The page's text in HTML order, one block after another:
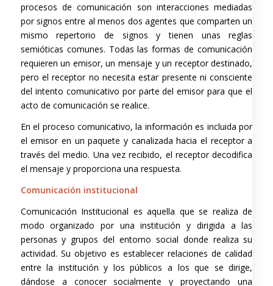
procesos de comunicación son interacciones mediadas
por signos entre al menos dos agentes que comparten un
mismo repertorio de signos y tienen unas reglas
semióticas comunes. Todas las formas de comunicación
requieren un emisor, un mensaje y un receptor destinado,
pero el receptor no necesita estar presente ni consciente
del intento comunicativo por parte del emisor para que el
acto de comunicación se realice.
En el proceso comunicativo, la información es incluida por
el emisor en un paquete y canalizada hacia el receptor a
través del medio. Una vez recibido, el receptor decodifica
el mensaje y proporciona una respuesta.
Comunicación institucional
Comunicación Institucional es aquella que se realiza de
modo organizado por una institución y dirigida a las
personas y grupos del entorno social donde realiza su
actividad. Su objetivo es establecer relaciones de calidad
entre la institución y los públicos a los que se dirige,
dándose a conocer socialmente y proyectando una